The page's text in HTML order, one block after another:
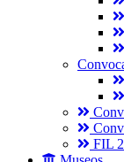
FIL